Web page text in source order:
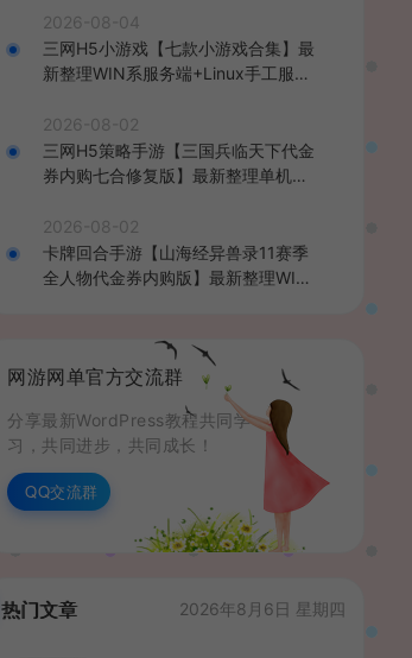
2026-08-04
三网H5小游戏【七款小游戏合集】最
新整理WIN系服务端+Linux手工服务
2026-08-02
三网H5策略手游【三国兵临天下代金
券内购七合修复版】最新整理单机一
理后台+GM授权后台+简易安卓客户
端+详细搭建教程+视频教程
2026-08-02
卡牌回合手游【山海经异兽录11赛季
全人物代金券内购版】最新整理WIN
网游网单官方交流群
分享最新WordPress教程共同学
习，共同进步，共同成长！
QQ交流群
热门文章 2026年8月6日 星期四